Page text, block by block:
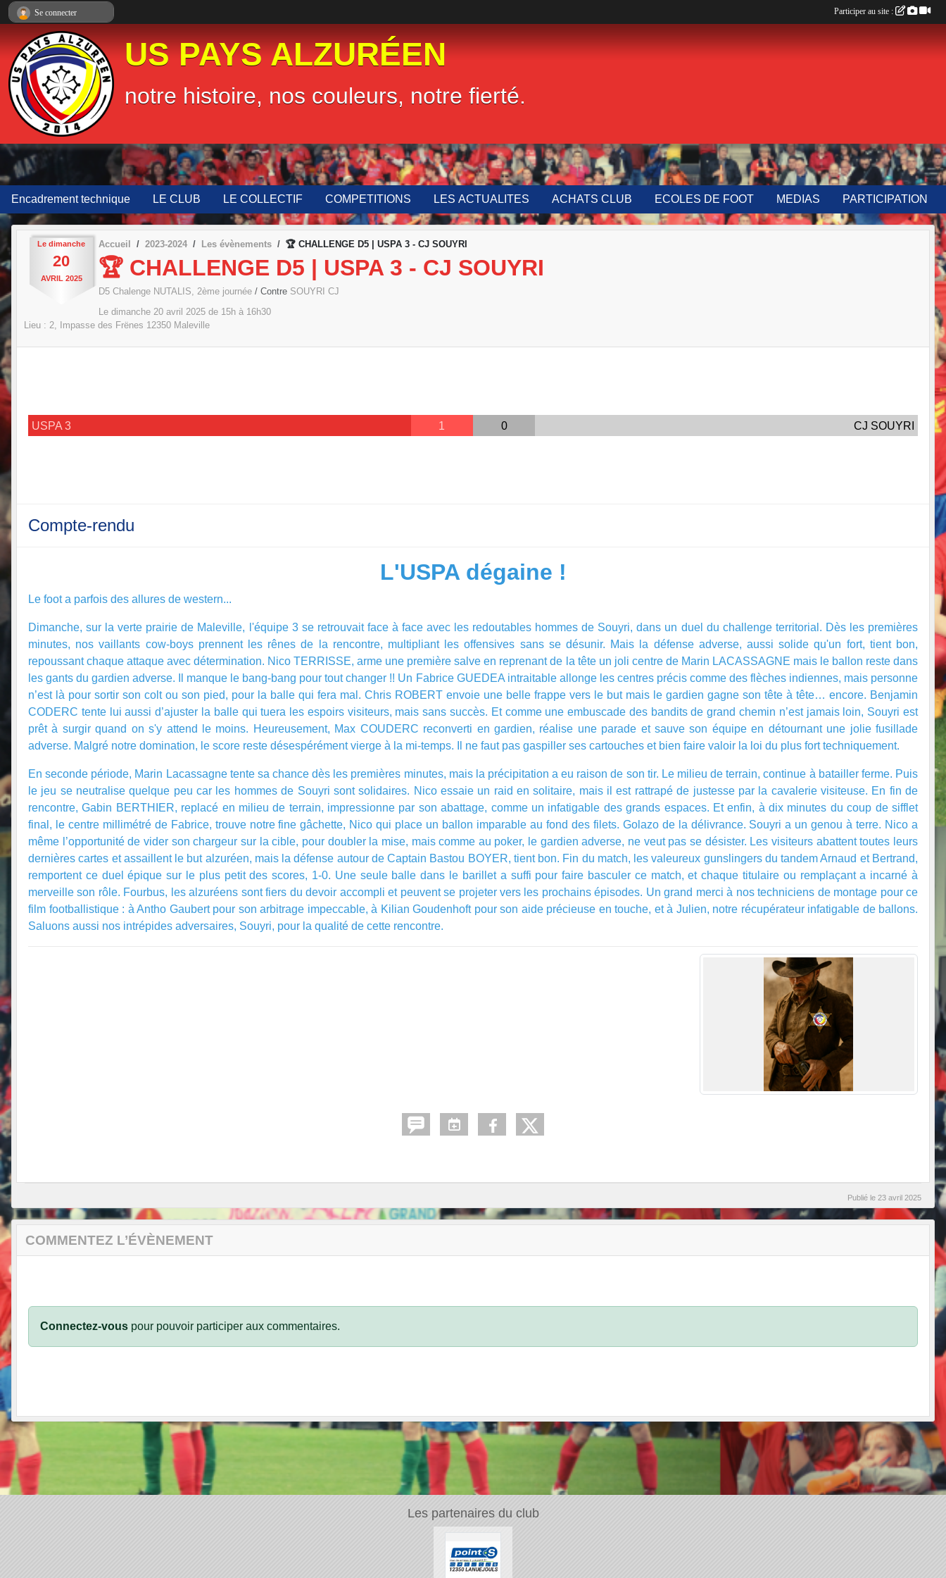
US PAYS ALZURÉEN
notre histoire, nos couleurs, notre fierté.
Encadrement technique LE CLUB LE COLLECTIF COMPETITIONS LES ACTUALITES ACHATS CLUB ECOLES DE FOOT MEDIAS PARTICIPATION
Le dimanche
20
AVRIL 2025
Accueil 2023-2024 Les évènements 🏆 CHALLENGE D5 | USPA 3 - CJ SOUYRI
🏆 CHALLENGE D5 | USPA 3 - CJ SOUYRI
D5 Chalenge NUTALIS, 2ème journée / Contre SOUYRI CJ
Le dimanche 20 avril 2025 de 15h à 16h30
Lieu : 2, Impasse des Frënes 12350 Maleville
USPA 3 1 0 CJ SOUYRI
Compte-rendu
L'USPA dégaine !
Le foot a parfois des allures de western...
Dimanche, sur la verte prairie de Maleville, l'équipe 3 se retrouvait face à face avec les redoutables hommes de Souyri, dans un duel du challenge territorial. Dès les premières
minutes, nos vaillants cow-boys prennent les rênes de la rencontre, multipliant les offensives sans se désunir. Mais la défense adverse, aussi solide qu'un fort, tient bon,
repoussant chaque attaque avec détermination. Nico TERRISSE, arme une première salve en reprenant de la tête un joli centre de Marin LACASSAGNE mais le ballon reste dans
les gants du gardien adverse. Il manque le bang-bang pour tout changer !! Un Fabrice GUEDEA intraitable allonge les centres précis comme des flèches indiennes, mais personne
n’est là pour sortir son colt ou son pied, pour la balle qui fera mal. Chris ROBERT envoie une belle frappe vers le but mais le gardien gagne son tête à tête… encore. Benjamin
CODERC tente lui aussi d’ajuster la balle qui tuera les espoirs visiteurs, mais sans succès. Et comme une embuscade des bandits de grand chemin n’est jamais loin, Souyri est
prêt à surgir quand on s'y attend le moins. Heureusement, Max COUDERC reconverti en gardien, réalise une parade et sauve son équipe en détournant une jolie fusillade
adverse. Malgré notre domination, le score reste désespérément vierge à la mi-temps. Il ne faut pas gaspiller ses cartouches et bien faire valoir la loi du plus fort techniquement.
En seconde période, Marin Lacassagne tente sa chance dès les premières minutes, mais la précipitation a eu raison de son tir. Le milieu de terrain, continue à batailler ferme. Puis
le jeu se neutralise quelque peu car les hommes de Souyri sont solidaires. Nico essaie un raid en solitaire, mais il est rattrapé de justesse par la cavalerie visiteuse. En fin de
rencontre, Gabin BERTHIER, replacé en milieu de terrain, impressionne par son abattage, comme un infatigable des grands espaces. Et enfin, à dix minutes du coup de sifflet
final, le centre millimétré de Fabrice, trouve notre fine gâchette, Nico qui place un ballon imparable au fond des filets. Golazo de la délivrance. Souyri a un genou à terre. Nico a
même l’opportunité de vider son chargeur sur la cible, pour doubler la mise, mais comme au poker, le gardien adverse, ne veut pas se désister. Les visiteurs abattent toutes leurs
dernières cartes et assaillent le but alzuréen, mais la défense autour de Captain Bastou BOYER, tient bon. Fin du match, les valeureux gunslingers du tandem Arnaud et Bertrand,
remportent ce duel épique sur le plus petit des scores, 1-0. Une seule balle dans le barillet a suffi pour faire basculer ce match, et chaque titulaire ou remplaçant a incarné à
merveille son rôle. Fourbus, les alzuréens sont fiers du devoir accompli et peuvent se projeter vers les prochains épisodes. Un grand merci à nos techniciens de montage pour ce
film footballistique : à Antho Gaubert pour son arbitrage impeccable, à Kilian Goudenhoft pour son aide précieuse en touche, et à Julien, notre récupérateur infatigable de ballons.
Saluons aussi nos intrépides adversaires, Souyri, pour la qualité de cette rencontre.
Publié le 23 avril 2025
COMMENTEZ L’ÉVÈNEMENT
Connectez-vous pour pouvoir participer aux commentaires.
Les partenaires du club
Se connecter Participer au site :
Panneau de gestion des cookies